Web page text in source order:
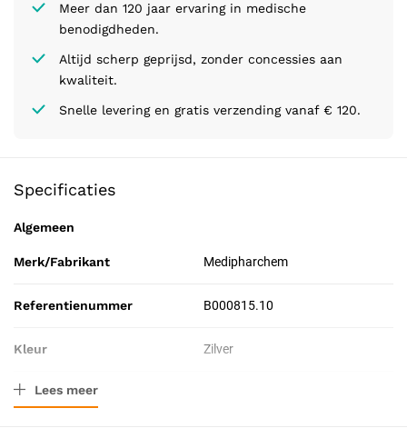
Meer dan 120 jaar ervaring in medische
benodigdheden.
Altijd scherp geprijsd, zonder concessies aan
kwaliteit.
Snelle levering en gratis verzending vanaf € 120.
Specificaties
Algemeen
Merk/Fabrikant Medipharchem
Referentienummer B000815.10
Kleur Zilver
Materiaal
Lees meer